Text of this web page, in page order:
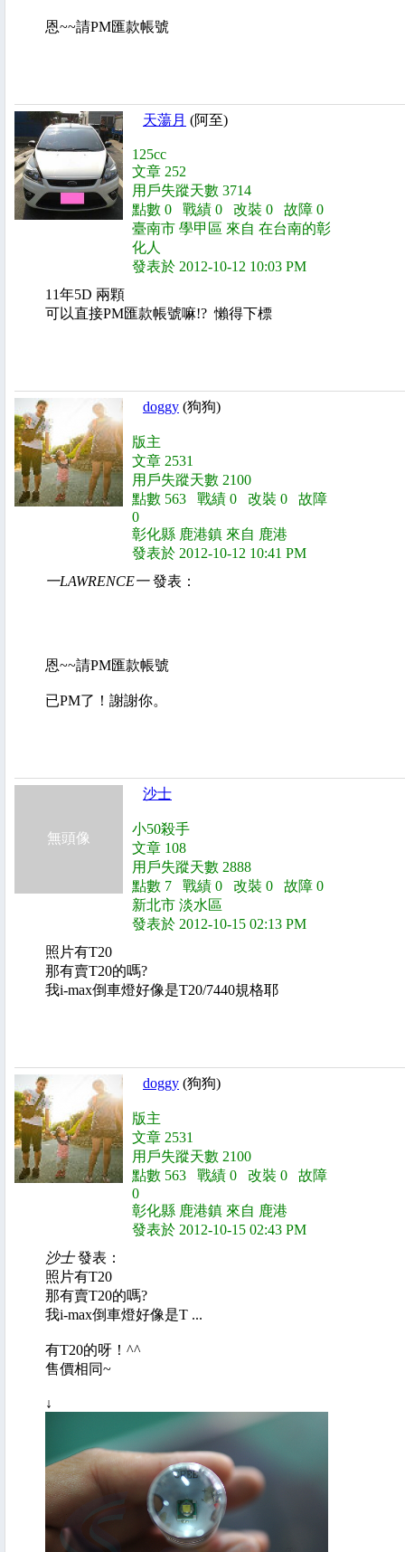
恩~~請PM匯款帳號
天蕩月 (阿至)
125cc
文章 252
用戶失蹤天數 3714
點數 0 戰績 0 改裝 0 故障 0
臺南市 學甲區 來自 在台南的彰
化人
發表於 2012-10-12 10:03 PM
11年5D 兩顆
可以直接PM匯款帳號嘛!? 懶得下標
doggy (狗狗)
版主
文章 2531
用戶失蹤天數 2100
點數 563 戰績 0 改裝 0 故障
0
彰化縣 鹿港鎮 來自 鹿港
發表於 2012-10-12 10:41 PM
一LAWRENCE一發表：
恩~~請PM匯款帳號
已PM了！謝謝你。
無頭像
沙士
小50殺手
文章 108
用戶失蹤天數 2888
點數 7 戰績 0 改裝 0 故障 0
新北市 淡水區
發表於 2012-10-15 02:13 PM
照片有T20
那有賣T20的嗎?
我i-max倒車燈好像是T20/7440規格耶
doggy (狗狗)
版主
文章 2531
用戶失蹤天數 2100
點數 563 戰績 0 改裝 0 故障
0
彰化縣 鹿港鎮 來自 鹿港
發表於 2012-10-15 02:43 PM
沙士發表：
照片有T20
那有賣T20的嗎?
我i-max倒車燈好像是T ...
有T20的呀！^^
售價相同~
↓